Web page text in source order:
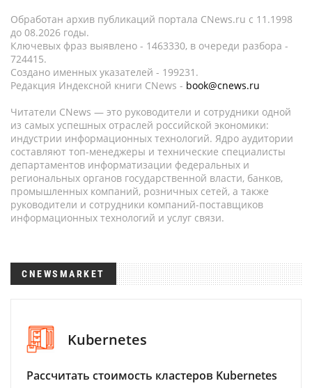
Обработан архив публикаций портала CNews.ru c 11.1998
до 08.2026 годы.
Ключевых фраз выявлено - 1463330, в очереди разбора -
724415.
Создано именных указателей - 199231.
Редакция Индексной книги CNews - book@cnews.ru
Читатели CNews — это руководители и сотрудники одной
из самых успешных отраслей российской экономики:
индустрии информационных технологий. Ядро аудитории
составляют топ-менеджеры и технические специалисты
департаментов информатизации федеральных и
региональных органов государственной власти, банков,
промышленных компаний, розничных сетей, а также
руководители и сотрудники компаний-поставщиков
информационных технологий и услуг связи.
CNEWSMARKET
Kubernetes
Рассчитать стоимость кластеров Kubernetes